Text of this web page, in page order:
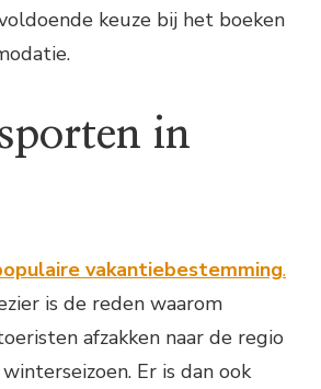
keuze bij het boeken
in
vakantiebestemming.
is de reden waarom
afzakken naar de regio
Er is dan ook